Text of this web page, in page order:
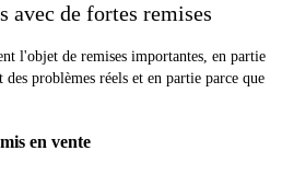
avec de fortes remises
l'objet de remises importantes, en partie
problèmes réels et en partie parce que
en vente